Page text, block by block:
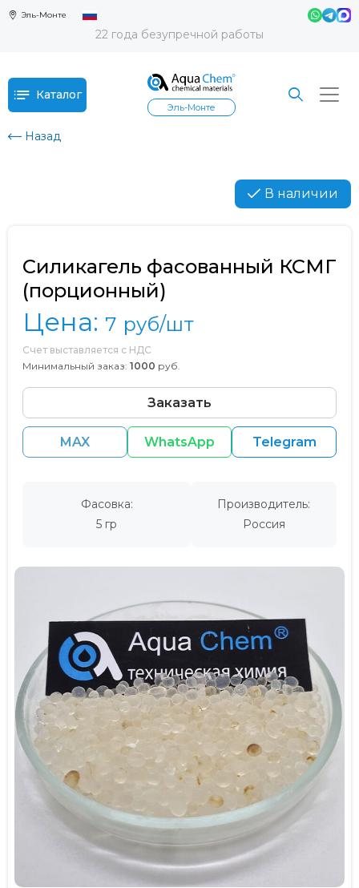
Эль-Монте
22 года безупречной работы
Каталог
Эль-Монте
Назад
В наличии
Силикагель фасованный КСМГ
(порционный)
Цена: 7 руб/шт
Счет выставляется с НДС
Минимальный заказ: 1000 руб.
Заказать
MAX WhatsApp Telegram
Фасовка:
5 гр
Производитель:
Россия